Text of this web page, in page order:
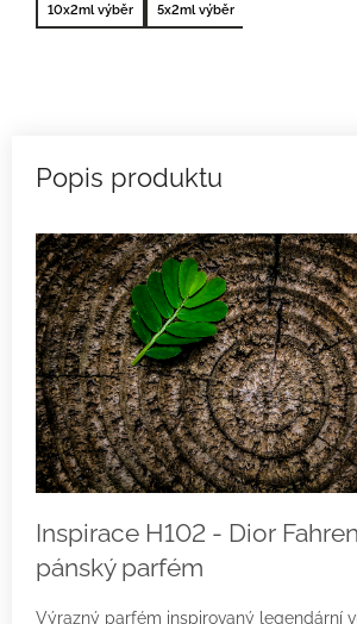
10x2ml výběr 5x2ml výběr
Inspirace H102 - Dior
pánský parfém
Výrazný parfém inspirovaný legendární